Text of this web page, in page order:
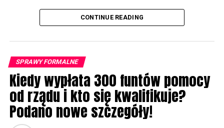
Rzecznik rządu powiedział: „Przyspieszając system
planowania – w tym budowę punktów ładowania
pojazdów elektrycznych – rozwiążemy jeden z
chcące inwestować w Wielkiej Brytanii”.
Departament odmówił ujawnienia, kto będzie płacił za
zniżki, ani podania jakichkolwiek szczegółów na temat
tego, jak blisko musiałyby się znajdować domy, aby
kwalifikować się do maksymalnej zniżki.
CONTINUE READING
SPRAWY FORMALNE
Kiedy wypłata 300 funtów pomocy
od rządu i kto się kwalifikuje?
Podano nowe szczegóły!